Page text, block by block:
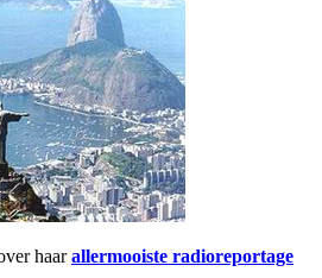
haarallermooiste radioreportage